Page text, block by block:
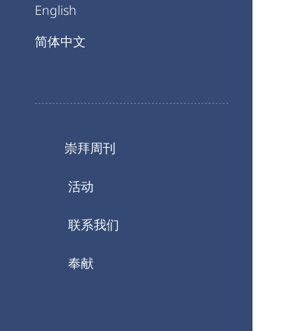
English
简体中文
崇拜周刊
活动
联系我们
奉献